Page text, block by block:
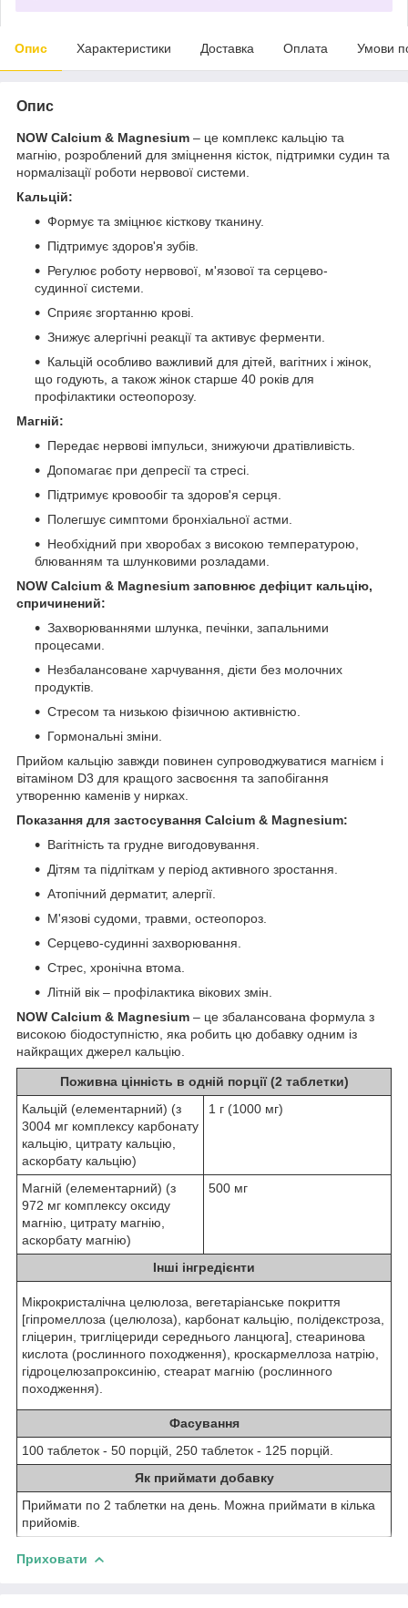
Опис Характеристики Доставка Оплата Умови
Опис
NOW Calcium & Magnesium – це комплекс кальцію та
магнію, розроблений для зміцнення кісток, підтримки судин та
нормалізації роботи нервової системи.
Кальцій:
Формує та зміцнює кісткову тканину.
Підтримує здоров'я зубів.
Регулює роботу нервової, м'язової та серцево-
судинної системи.
Сприяє згортанню крові.
Знижує алергічні реакції та активує ферменти.
Кальцій особливо важливий для дітей, вагітних і жінок,
що годують, а також жінок старше 40 років для
профілактики остеопорозу.
Магній:
Передає нервові імпульси, знижуючи дратівливість.
Допомагає при депресії та стресі.
Підтримує кровообіг та здоров'я серця.
Полегшує симптоми бронхіальної астми.
Необхідний при хворобах з високою температурою,
блюванням та шлунковими розладами.
NOW Calcium & Magnesium заповнює дефіцит кальцію,
спричинений:
Захворюваннями шлунка, печінки, запальними
процесами.
Незбалансоване харчування, дієти без молочних
продуктів.
Стресом та низькою фізичною активністю.
Гормональні зміни.
Прийом кальцію завжди повинен супроводжуватися магнієм і
вітаміном D3 для кращого засвоєння та запобігання
утворенню каменів у нирках.
Показання для застосування Calcium & Magnesium:
Вагітність та грудне вигодовування.
Дітям та підліткам у період активного зростання.
Атопічний дерматит, алергії.
М'язові судоми, травми, остеопороз.
Серцево-судинні захворювання.
Стрес, хронічна втома.
Літній вік – профілактика вікових змін.
NOW Calcium & Magnesium – це збалансована формула з
високою біодоступністю, яка робить цю добавку одним із
найкращих джерел кальцію.
Поживна цінність в одній порції (2 таблетки)
Кальцій (елементарний) (з
3004 мг комплексу карбонату
кальцію, цитрату кальцію,
аскорбату кальцію)
1 г (1000 мг)
Магній (елементарний) (з
972 мг комплексу оксиду
магнію, цитрату магнію,
аскорбату магнію)
500 мг
Інші інгредієнти
Мікрокристалічна целюлоза, вегетаріанське покриття
[гіпромеллоза (целюлоза), карбонат кальцію, полідекстроза,
гліцерин, тригліцериди середнього ланцюга], стеаринова
кислота (рослинного походження), кроскармеллоза натрію,
гідроцелюзапроксинію, стеарат магнію (рослинного
походження).
Фасування
100 таблеток - 50 порцій, 250 таблеток - 125 порцій.
Як приймати добавку
Приймати по 2 таблетки на день. Можна приймати в кілька
прийомів.
Приховати